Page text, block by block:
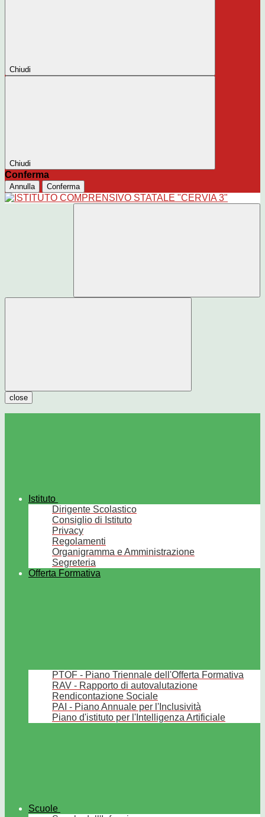
Chiudi
Chiudi
Conferma
Annulla Conferma
close
Istituto
Dirigente Scolastico
Consiglio di Istituto
Privacy
Regolamenti
Organigramma e Amministrazione
Segreteria
Offerta Formativa
PTOF - Piano Triennale dell'Offerta Formativa
RAV - Rapporto di autovalutazione
Rendicontazione Sociale
PAI - Piano Annuale per l'Inclusività
Piano d'istituto per l'Intelligenza Artificiale
Scuole